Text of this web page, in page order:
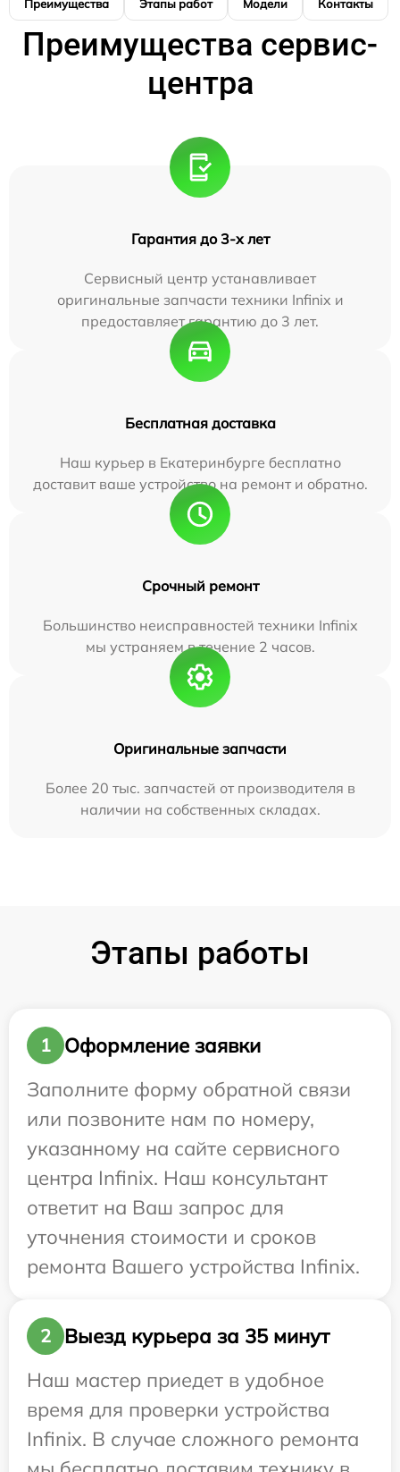
Преимущества Этапы работ Модели Контакты
Преимущества сервис-
центра
Гарантия до 3-х лет
Сервисный центр устанавливает
оригинальные запчасти техники Infinix и
предоставляет гарантию до 3 лет.
Бесплатная доставка
Наш курьер в Екатеринбурге бесплатно
доставит ваше устройство на ремонт и обратно.
Срочный ремонт
Большинство неисправностей техники Infinix
мы устраняем в течение 2 часов.
Оригинальные запчасти
Более 20 тыс. запчастей от производителя в
наличии на собственных складах.
Этапы работы
1
Оформление заявки
Заполните форму обратной связи
или позвоните нам по номеру,
указанному на сайте сервисного
центра Infinix. Наш консультант
ответит на Ваш запрос для
уточнения стоимости и сроков
ремонта Вашего устройства Infinix.
2
Выезд курьера за 35 минут
Наш мастер приедет в удобное
время для проверки устройства
Infinix. В случае сложного ремонта